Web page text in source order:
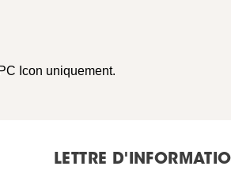
Icon uniquement.
LETTRE